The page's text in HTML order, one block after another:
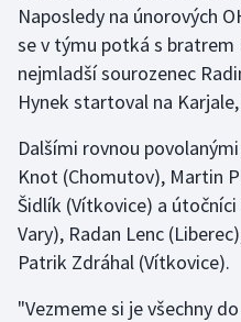
Naposledy na únorových
se v týmu potká s bratrem
nejmladší sourozenec
Hynek startoval na
Dalšími rovnou
Knot (Chomutov), Martin
Šidlík (Vítkovice) a
Vary), Radan Lenc
Patrik Zdráhal (Vítkovice).
"Vezmeme si je všechny